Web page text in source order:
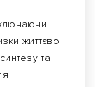
життєво
та